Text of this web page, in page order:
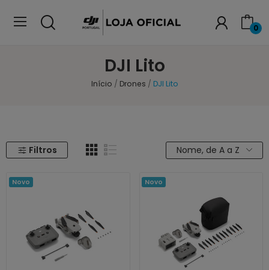
0
DJI Lito
Início Drones DJI Lito
Filtros Nome, de A a Z
Novo Novo